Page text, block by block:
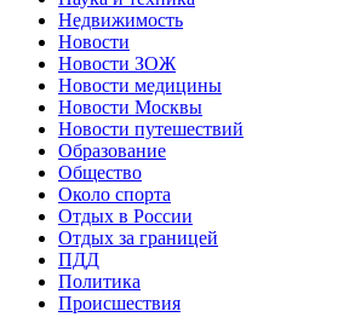
Недвижимость
Новости
Новости ЗОЖ
Новости медицины
Новости Москвы
Новости путешествий
Образование
Общество
Около спорта
Отдых в России
Отдых за границей
ПДД
Политика
Происшествия